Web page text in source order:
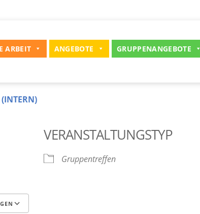
ARBEIT ANGEBOTE GRUPPENANGEBOTE
VERANSTALTUNGSTYP
Gruppentreffen